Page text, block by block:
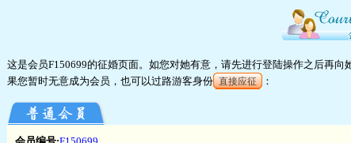
这是会员F150699的征婚页面。如您对她有意，请先进行登陆操作之后再
果您暂时无意成为会员，也可以过路游客身份 直接应征 ：